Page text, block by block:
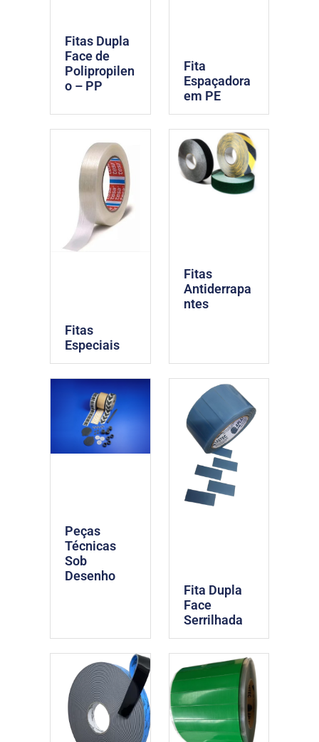
Fitas Dupla
Face de
Polipropilen
o – PP
Fita
Espaçadora
em PE
Fitas
Especiais
Fitas
Antiderrapa
ntes
Peças
Técnicas
Sob
Desenho
Fita Dupla
Face
Serrilhada